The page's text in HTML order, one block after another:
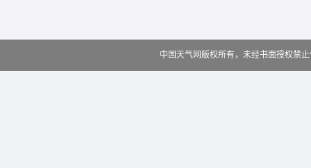
中国天气网版权所有，未经书面授权